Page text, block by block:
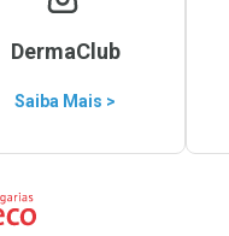
DermaClub
Saiba Mais >